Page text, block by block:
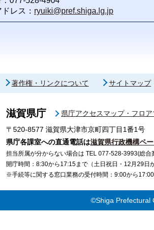
レス： ryuiki@pref.shiga.lg.jp
著作権・リンクについて サイトマップ
滋賀県庁
県庁アクセスマップ・フロ
〒520-8577 滋賀県大津市京町四丁目1番1号
県庁各課室への直通電話は滋賀県行政機構ペ
担当所属が分からない場合は TEL 077-528-3993(総合
開庁時間：8:30から17:15まで（土日祝日・12月29日
※手続等に関する窓口業務の受付時間：9:00から
©Shiga Prefectural